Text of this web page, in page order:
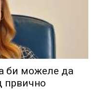
би можеле да
првично